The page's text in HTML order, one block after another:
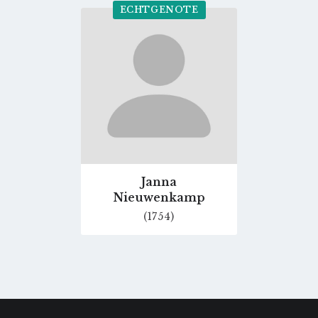
ECHTGENOTE
Go
profile
page
Janna
Nieuwenkamp
(1754)